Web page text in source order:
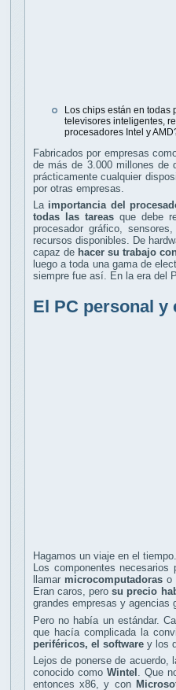
Los chips están en todas
televisores inteligentes,
procesadores Intel y
Fabricados por empresas
de más de 3.000 millones de
prácticamente cualquier
por otras empresas.
La importancia del
todas las tareasque debe
procesador gráfico,
recursos disponibles. De
capaz de hacer su trabajo
luego a toda una gama de
siempre fue así. En la era del
El PC personal y
Hagamos un viaje en el
Los componentes
llamar microcomputadoras o
Eran caros, perosu precio
grandes empresas y agencias
Pero no había un estándar.
que hacía complicada la
periféricos, el software y los
Lejos de ponerse de acuerdo,
conocido comoWintel . Que
entonces x86, y con